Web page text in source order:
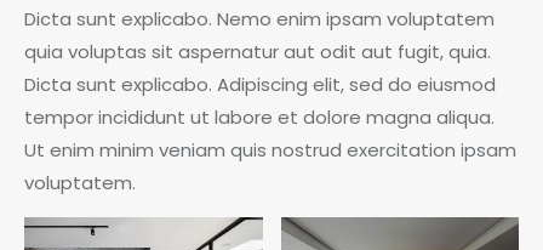
Dicta sunt explicabo. Nemo enim ipsam voluptatem
quia voluptas sit aspernatur aut odit aut fugit, quia.
Dicta sunt explicabo. Adipiscing elit, sed do eiusmod
tempor incididunt ut labore et dolore magna aliqua.
Ut enim minim veniam quis nostrud exercitation ipsam
voluptatem.